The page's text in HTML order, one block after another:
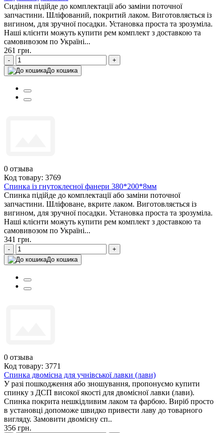
Сидіння підійде до комплектації або заміни поточної
запчастини. Шліфований, покритий лаком. Виготовляється із
вигином, для зручної посадки. Установка проста та зрозуміла.
Наші клієнти можуть купити рем комплект з доставкою та
самовивозом по Україні...
261 грн.
-
+
До кошика
0 отзыва
Код товару: 3769
Спинка із гнутоклеєної фанери 380*200*8мм
Спинка підійде до комплектації або заміни поточної
запчастини. Шліфоване, вкрите лаком. Виготовляється із
вигином, для зручної посадки. Установка проста та зрозуміла.
Наші клієнти можуть купити рем комплект з доставкою та
самовивозом по Україні...
341 грн.
-
+
До кошика
0 отзыва
Код товару: 3771
Спинка двомісна для учнівської лавки (лави)
У разі пошкодження або зношування, пропонуємо купити
спинку з ДСП високої якості для двомісної лавки (лави).
Спинка покрита нешкідливим лаком та фарбою. Виріб просто
в установці допоможе швидко привести лаву до товарного
вигляду. Замовити двомісну сп..
356 грн.